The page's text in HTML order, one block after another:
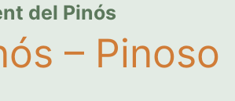
del Pinós
– Pinoso